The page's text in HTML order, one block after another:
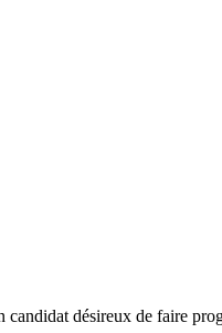
désireux de faire